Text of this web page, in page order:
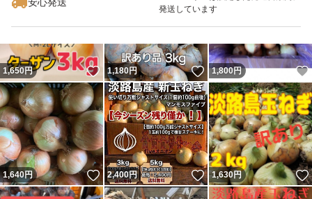
安心発送
発送しています
1,650円 いいね！
1,180円 いいね！
1,800円
1,640円 いいね！
2,400円 いいね！
1,630円